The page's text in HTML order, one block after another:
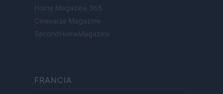
Home Magazine 365
Cineverse Magazine
SecondHomeMagazine
FRANCIA